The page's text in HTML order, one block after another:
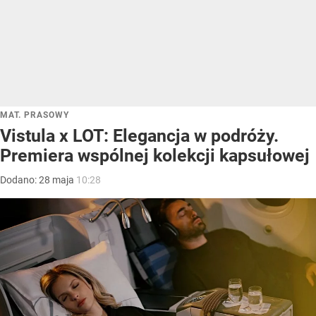
MAT. PRASOWY
Vistula x LOT: Elegancja w podróży.
Premiera wspólnej kolekcji kapsułowej
Dodano:28 maja 10:28